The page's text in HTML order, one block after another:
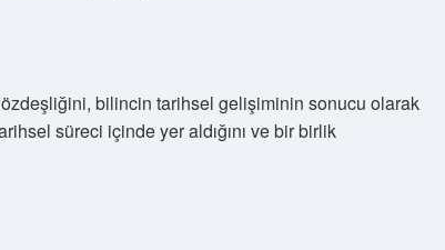
bilincin tarihsel gelişiminin sonucu olarak
süreci içinde yer aldığını ve bir birlik